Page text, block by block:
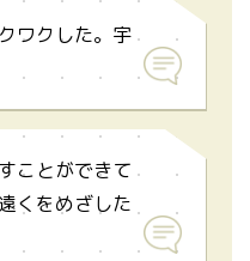
ワクした。宇
ことができて
くをめざした